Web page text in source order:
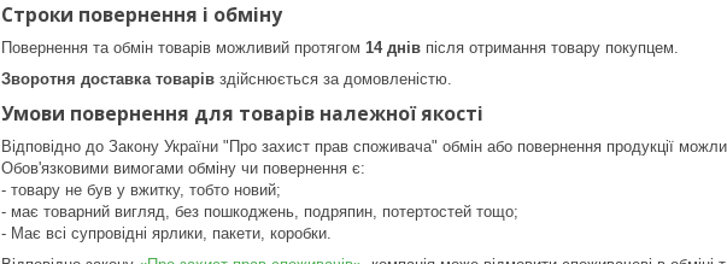
Строки повернення і обміну
Повернення та обмін товарів можливий протягом 14 днів після отримання товару покупцем.
Зворотня доставка товарів здійснюється за домовленістю.
Умови повернення для товарів належної якості
Відповідно до Закону України "Про захист прав споживача" обмін або повернення продукції
Обов'язковими вимогами обміну чи повернення є:
- товару не був у вжитку, тобто новий;
- має товарний вигляд, без пошкоджень, подряпин, потертостей тощо;
- Має всі супровідні ярлики, пакети, коробки.